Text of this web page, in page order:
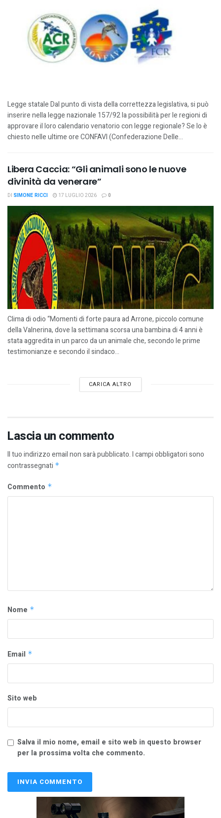
Legge statale Dal punto di vista della correttezza legislativa, si può
inserire nella legge nazionale 157/92 la possibilità per le regioni di
approvare il loro calendario venatorio con legge regionale? Se lo è
chiesto nelle ultime ore CONFAVI (Confederazione Delle...
Libera Caccia: “Gli animali sono le nuove
divinità da venerare”
DI SIMONE RICCI 17 LUGLIO 2026 0
Clima di odio “Momenti di forte paura ad Arrone, piccolo comune
della Valnerina, dove la settimana scorsa una bambina di 4 anni è
stata aggredita in un parco da un animale che, secondo le prime
testimonianze e secondo il sindaco...
CARICA ALTRO
Lascia un commento
Il tuo indirizzo email non sarà pubblicato.I campi obbligatori sono
contrassegnati *
Commento *
Nome *
Email *
Sito web
Salva il mio nome, email e sito web in questo browser
per la prossima volta che commento.